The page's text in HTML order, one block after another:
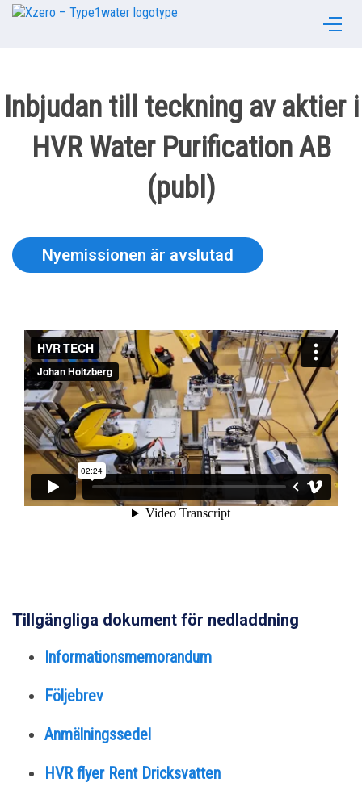
Inbjudan till teckning av aktier i
HVR Water Purification AB
(publ)
Nyemissionen är avslutad
Tillgängliga dokument för nedladdning
Informationsmemorandum
Följebrev
Anmälningssedel
HVR flyer Rent Dricksvatten